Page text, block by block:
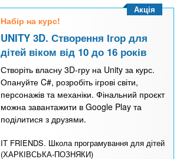
Набір на курс!
UNITY 3D. Створення Ігор для
дітей віком від 10 до 16 років
Створіть власну 3D-гру на Unity за курс.
Опануйте C#, розробіть ігрові світи,
персонажів та механіки. Фінальний проєкт
можна завантажити в Google Play та
поділитися з друзями.
IT FRIENDS. Школа програмування для дітей
(ХАРКІВСЬКА-ПОЗНЯКИ)
Акція